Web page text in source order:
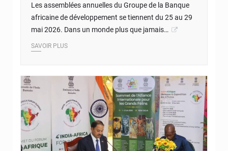
Les assemblées annuelles du Groupe de la Banque
africaine de développement se tiennent du 25 au 29
mai 2026. Dans un monde plus que jamais…
SAVOIR PLUS
© Internet